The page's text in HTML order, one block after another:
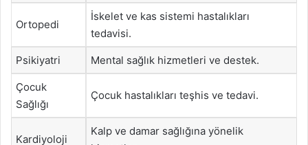
Ortopedi
İskelet ve kas sistemi hastalıkları
tedavisi.
Psikiyatri Mental sağlık hizmetleri ve destek.
Çocuk
Sağlığı
Çocuk hastalıkları teşhis ve tedavi.
Kardiyoloji
Kalp ve damar sağlığına yönelik